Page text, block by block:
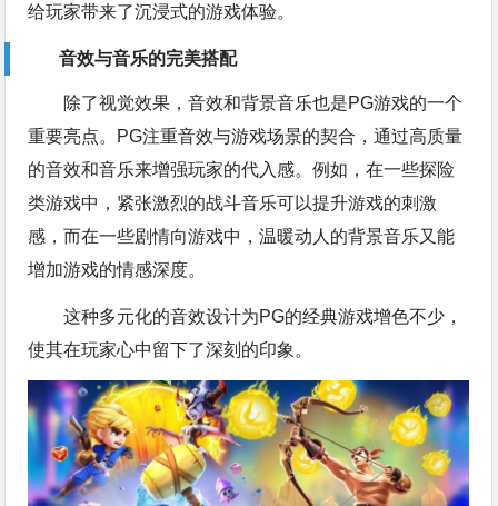
给玩家带来了沉浸式的游戏体验。
音效与音乐的完美搭配
除了视觉效果，音效和背景音乐也是PG游戏的一个
重要亮点。PG注重音效与游戏场景的契合，通过高质量
的音效和音乐来增强玩家的代入感。例如，在一些探险
类游戏中，紧张激烈的战斗音乐可以提升游戏的刺激
感，而在一些剧情向游戏中，温暖动人的背景音乐又能
增加游戏的情感深度。
这种多元化的音效设计为PG的经典游戏增色不少，
使其在玩家心中留下了深刻的印象。